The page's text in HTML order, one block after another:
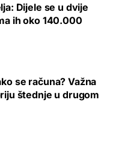
Dijele se u dvije
ih oko 140.000
se računa? Važna
štednje u drugom